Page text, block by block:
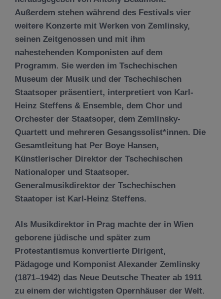
Außerdem stehen während des Festivals vier
weitere Konzerte mit Werken von Zemlinsky,
seinen Zeitgenossen und mit ihm
nahestehenden Komponisten auf dem
Programm. Sie werden im Tschechischen
Museum der Musik und der Tschechischen
Staatsoper präsentiert, interpretiert von Karl-
Heinz Steffens & Ensemble, dem Chor und
Orchester der Staatsoper, dem Zemlinsky-
Quartett und mehreren Gesangssolist*innen. Die
Gesamtleitung hat Per Boye Hansen,
Künstlerischer Direktor der Tschechischen
Nationaloper und Staatsoper.
Generalmusikdirektor der Tschechischen
Staatoper ist Karl-Heinz Steffens.
Als Musikdirektor in Prag machte der in Wien
geborene jüdische und später zum
Protestantismus konvertierte Dirigent,
Pädagoge und Komponist Alexander Zemlinsky
(1871–1942) das Neue Deutsche Theater ab 1911
zu einem der wichtigsten Opernhäuser der Welt.